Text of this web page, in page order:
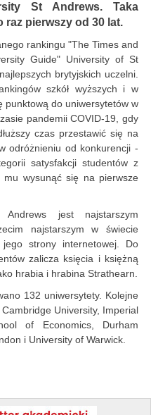
St Andrews. Taka
raz pierwszy od 30 lat.
rankingu "The Times and
Guide" University of St
brytyjskich uczelni.
szkół wyższych i w
punktową do uniwersytetów w
pandemii COVID-19, gdy
czas przestawić się na
odróżnieniu od konkurencji -
satysfakcji studentów z
mu wysunąć się na pierwsze
jest najstarszym
najstarszym w świecie
strony internetowej. Do
zalicza księcia i księżną
hrabia i hrabina Strathearn.
132 uniwersytety. Kolejne
University, Imperial
of Economics, Durham
i University of Warwick.